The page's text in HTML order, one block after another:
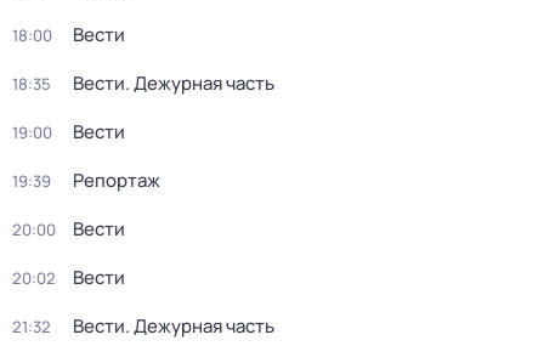
18:00 Вести
18:35 Вести. Дежурная часть
19:00 Вести
19:39 Репортаж
20:00 Вести
20:02 Вести
21:32 Вести. Дежурная часть